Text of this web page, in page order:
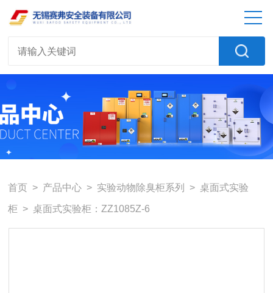
首页 > 产品中心 > 实验动物除臭柜系列 >桌面式实验
柜 > 桌面式实验柜：ZZ1085Z-6